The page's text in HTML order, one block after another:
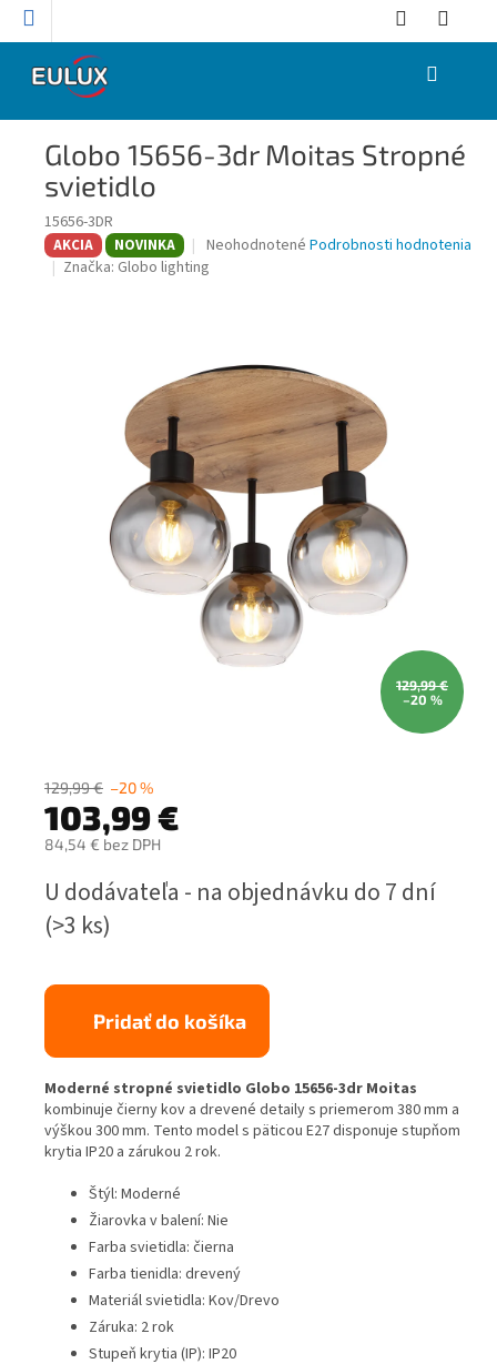
Prejsť
NÁKUPNÝ
Globo 15656-3dr Moitas Stropné
svietidlo
15656-3DR
AKCIA NOVINKA
Priemerné
hodnotenie
5
hviezdičiek.
Neohodnotené Podrobnosti hodnotenia
Značka: Globo lighting
129,99 €
–20 %
129,99 € –20 %
103,99 €
84,54 € bez DPH
cena:
U dodávateľa - na objednávku do 7 dní
(>3 ks)
Pridať do košíka
Moderné stropné svietidlo Globo 15656-3dr Moitas
kombinuje čierny kov a drevené detaily s priemerom 380 mm a
výškou 300 mm. Tento model s päticou E27 disponuje stupňom
krytia IP20 a zárukou 2 rok.
Štýl: Moderné
Žiarovka v balení: Nie
Farba svietidla: čierna
Farba tienidla: drevený
Materiál svietidla: Kov/Drevo
Záruka: 2 rok
Stupeň krytia (IP): IP20